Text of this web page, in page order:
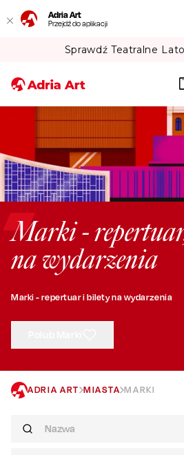
Adria Art
Przejdź do aplikacji
Sprawdź Teatralne
Szukaj
Marki -
na wydarzenia
Marki - repertuar i bilety na wydarzenia
ADRIA ART MIASTA MARKI